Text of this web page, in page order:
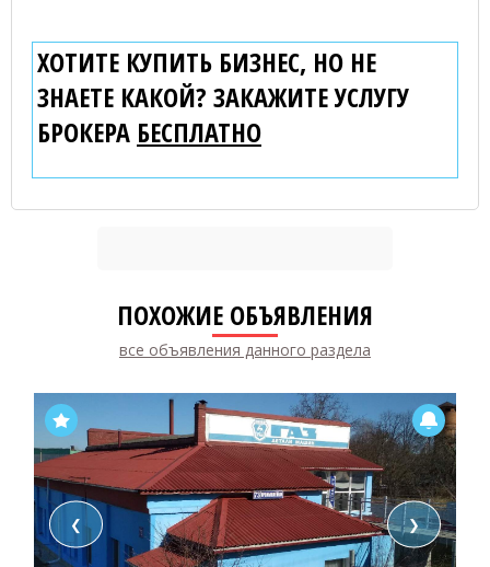
ХОТИТЕ КУПИТЬ БИЗНЕС, НО НЕ
ЗНАЕТЕ КАКОЙ? ЗАКАЖИТЕ УСЛУГУ
БРОКЕРА БЕСПЛАТНО
ПОХОЖИЕ ОБЪЯВЛЕНИЯ
все объявления данного раздела
❮ ❯